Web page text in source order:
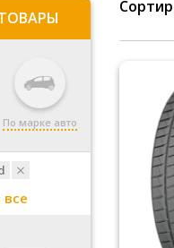
По марке авто